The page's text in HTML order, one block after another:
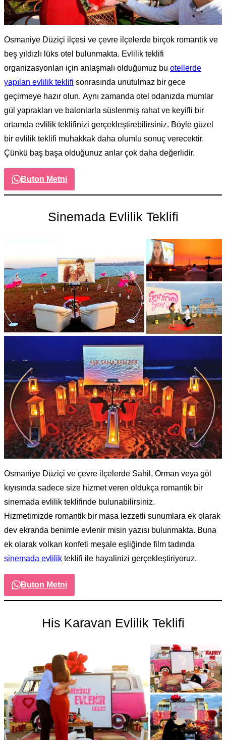
Osmaniye Düziçi ilçesi ve çevre ilçelerde birçok romantik ve
beş yıldızlı lüks otel bulunmakta. Evlilik teklifi
organizasyonları için anlaşmalı olduğumuz bu otellerde
yapılan evlilik teklifi sonrasında unutulmaz bir gece
geçirmeye hazır olun. Aynı zamanda otel odanızda mumlar
gül yaprakları ve balonlarla süslenmiş rahat ve keyifli bir
ortamda evlilik teklifinizi gerçekleştirebilirsiniz. Böyle güzel
bir evlilik teklifi muhakkak daha olumlu sonuç verecektir.
Çünkü baş başa olduğunuz anlar çok daha değerlidir.
Buton Metni
Sinemada Evlilik Teklifi
Osmaniye Düziçi ve çevre ilçelerde Sahil, Orman veya göl
kıyısında sadece size hizmet veren oldukça romantik bir
sinemada evlilik teklifinde bulunabilirsiniz.
Hizmetimizde romantik bir masa lezzetli sunumlara ek olarak
dev ekranda benimle evlenir misin yazısı bulunmakta. Buna
ek olarak volkan konfeti meşale eşliğinde film tadında
sinemada evlilik teklifi ile hayalinizi gerçekleştiriyoruz.
Buton Metni
His Karavan Evlilik Teklifi